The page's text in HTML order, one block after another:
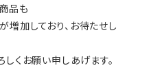
品も
加しており、お待たせし
しくお願い申しあげます。